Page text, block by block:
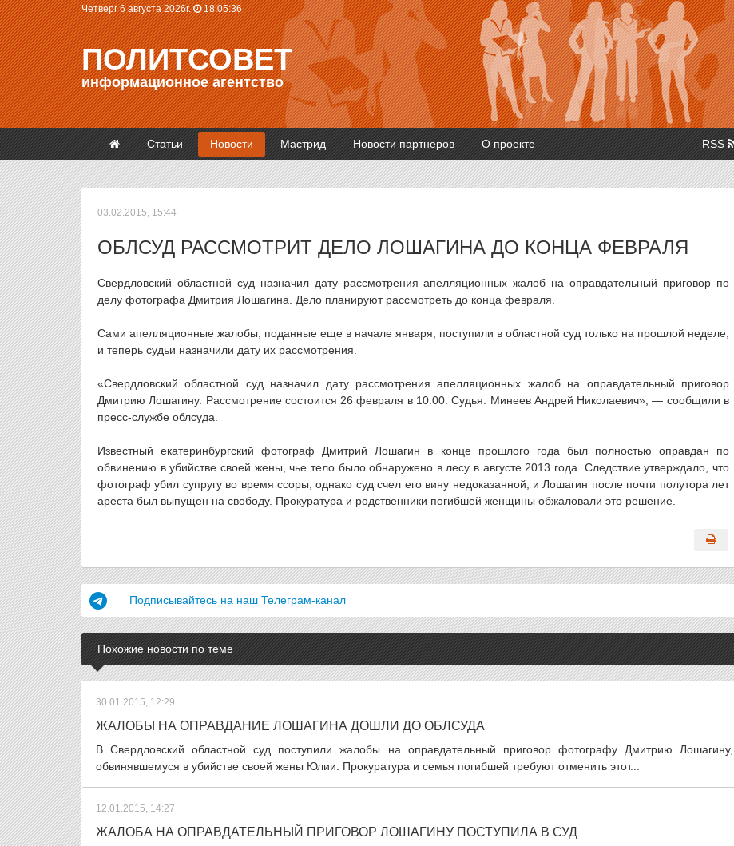
Четверг 6 августа 2026г. 18:05:37
ПОЛИТСОВЕТ
информационное агентство
Статьи Новости Мастрид Новости партнеров О проекте RSS
03.02.2015, 15:44
ОБЛСУД РАССМОТРИТ ДЕЛО ЛОШАГИНА ДО КОНЦА ФЕВРАЛЯ
Свердловский областной суд назначил дату рассмотрения апелляционных жалоб на оправдательный приговор по
делу фотографа Дмитрия Лошагина. Дело планируют рассмотреть до конца февраля.
Сами апелляционные жалобы, поданные еще в начале января, поступили в областной суд только на прошлой неделе,
и теперь судьи назначили дату их рассмотрения.
«Свердловский областной суд назначил дату рассмотрения апелляционных жалоб на оправдательный приговор
Дмитрию Лошагину. Рассмотрение состоится 26 февраля в 10.00. Судья: Минеев Андрей Николаевич», — сообщили в
пресс-службе облсуда.
Известный екатеринбургский фотограф Дмитрий Лошагин в конце прошлого года был полностью оправдан по
обвинению в убийстве своей жены, чье тело было обнаружено в лесу в августе 2013 года. Следствие утверждало, что
фотограф убил супругу во время ссоры, однако суд счел его вину недоказанной, и Лошагин после почти полутора лет
ареста был выпущен на свободу. Прокуратура и родственники погибшей женщины обжаловали это решение.
Подписывайтесь на наш Телеграм-канал
Похожие новости по теме
30.01.2015, 12:29
ЖАЛОБЫ НА ОПРАВДАНИЕ ЛОШАГИНА ДОШЛИ ДО ОБЛСУДА
В Свердловский областной суд поступили жалобы на оправдательный приговор фотографу Дмитрию Лошагину,
обвинявшемуся в убийстве своей жены Юлии. Прокуратура и семья погибшей требуют отменить этот...
12.01.2015, 14:27
ЖАЛОБА НА ОПРАВДАТЕЛЬНЫЙ ПРИГОВОР ЛОШАГИНУ ПОСТУПИЛА В СУД